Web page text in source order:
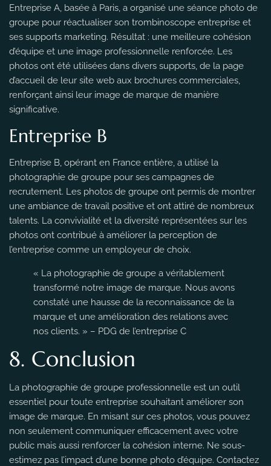
Entreprise A, basée à Paris, a organisé une séance photo de
groupe pour réactualiser son trombinoscope entreprise et
ses supports marketing. Résultat : une meilleure cohésion
d’équipe et une image professionnelle renforcée. Les
photos ont été utilisées dans divers supports, de la page
d’accueil de leur site web aux brochures commerciales,
renforçant ainsi leur image de marque de manière
significative.
Entreprise B
Entreprise B, opérant en France entière, a utilisé la
photographie de groupe pour ses campagnes de
recrutement. Les photos de groupe ont permis de montrer
une ambiance de travail positive et ont attiré de nombreux
talents. La convivialité et la diversité représentées sur les
photos ont contribué à améliorer la perception de
l’entreprise comme un employeur de choix.
« La photographie de groupe a véritablement
transformé notre image de marque. Nous avons
constaté une hausse de la reconnaissance de la
marque et une amélioration des relations avec
nos clients. » – PDG de l’entreprise C
8. Conclusion
La photographie de groupe professionnelle est un outil
essentiel pour toute entreprise souhaitant améliorer son
image de marque. En misant sur ces photos, vous pouvez
non seulement communiquer efficacement avec votre
public mais aussi renforcer la cohésion interne. Ne sous-
estimez pas l’impact d’une bonne photo d’équipe. Contactez